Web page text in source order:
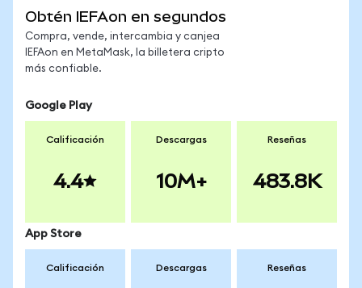
Obtén IEFAon en segundos
Compra, vende, intercambia y canjea
IEFAon en MetaMask, la billetera cripto
más confiable.
Google Play
Calificación
4.4
Descargas
10M+
Reseñas
483.8K
App Store
Calificación Descargas Reseñas